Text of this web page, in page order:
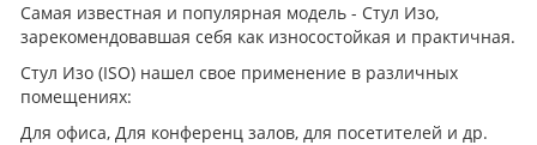
Самая известная и популярная модель - Стул Изо,
зарекомендовавшая себя как износостойкая и практичная.
Стул Изо (ISO) нашел свое применение в различных
помещениях:
Для офиса, Для конференц залов, для посетителей и др.